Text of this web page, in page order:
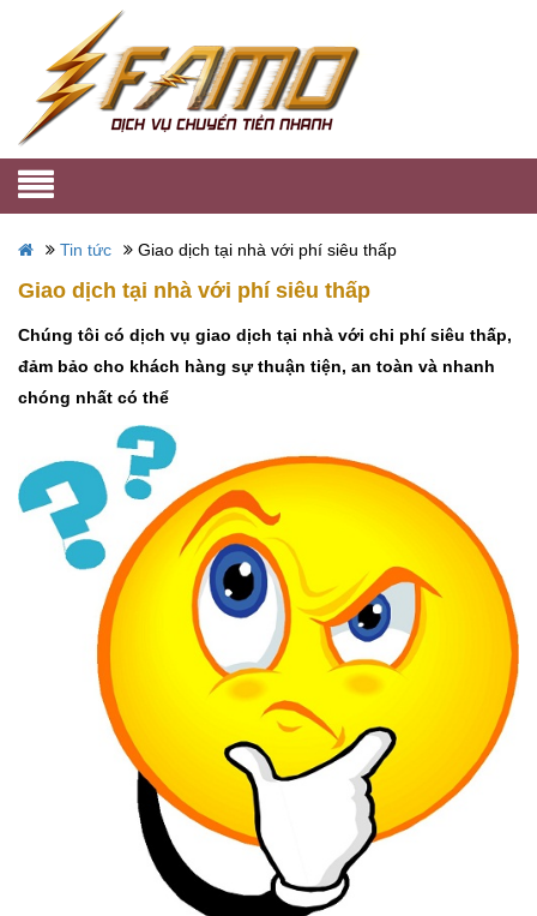
Tin tức Giao dịch tại nhà với phí siêu thấp
Giao dịch tại nhà với phí siêu thấp
Chúng tôi có dịch vụ giao dịch tại nhà với chi phí siêu thấp,
đảm bảo cho khách hàng sự thuận tiện, an toàn và nhanh
chóng nhất có thể